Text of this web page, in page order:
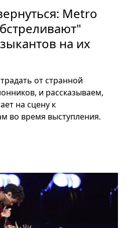
Metro
на их
от странной
и рассказываем,
на сцену к
во время выступления.